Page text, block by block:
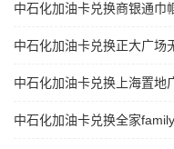
中石化加油卡兑换商银通巾
中石化加油卡兑换正大广场
中石化加油卡兑换上海置地
中石化加油卡兑换全家